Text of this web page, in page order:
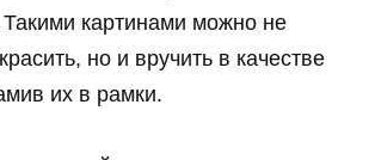
Такими картинами можно не
но и вручить в качестве
их в рамки.